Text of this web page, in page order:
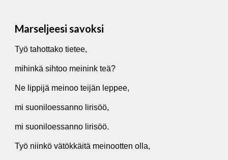
Marseljeesi savoksi
Työ tahottako tietee,
mihinkä sihtoo meinink teä?
Ne lippijä meinoo teijän leppee,
mi suoniloessanno lirisöö,
mi suoniloessanno lirisöö.
Työ niinkö vätökkäitä meinootten olla,